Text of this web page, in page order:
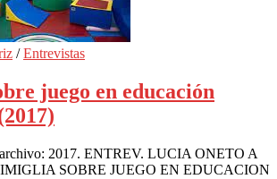
/Entrevistas
juego en educación
2017. ENTREV. LUCIA ONETO A
SOBRE JUEGO EN EDUCACION